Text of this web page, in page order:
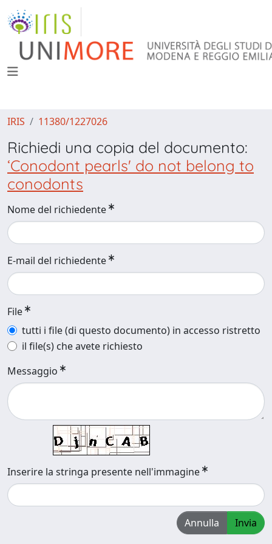
IRIS 11380/1227026
Richiedi una copia del documento:
ʻConodont pearlsʼ do not belong to
conodonts
Nome del richiedente
E-mail del richiedente
File
tutti i file (di questo documento) in accesso ristretto
il file(s) che avete richiesto
Messaggio
Inserire la stringa presente nell'immagine
Annulla Invia